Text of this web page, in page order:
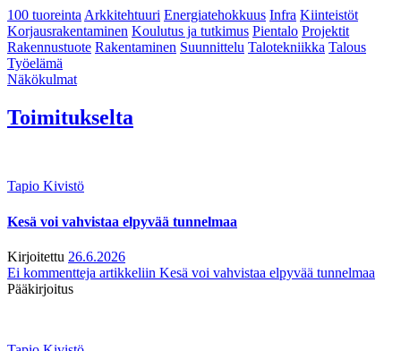
100 tuoreintaArkkitehtuuri Energiatehokkuus Infra Kiinteistöt
Korjausrakentaminen Koulutus ja tutkimus Pientalo Projektit
Rakennustuote Rakentaminen Suunnittelu Talotekniikka Talous
Työelämä
Näkökulmat
Toimitukselta
Tapio Kivistö
Kesä voi vahvistaa elpyvää tunnelmaa
Kirjoitettu 26.6.2026
Ei kommentteja artikkeliin Kesä voi vahvistaa elpyvää tunnelmaa
Pääkirjoitus